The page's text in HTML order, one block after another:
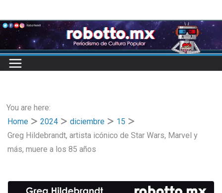
to
content
You are here:
Home
2024 diciembre
15
Greg Hildebrandt, artista icónico de Star Wars, Marvel y
más, muere a los 85 años